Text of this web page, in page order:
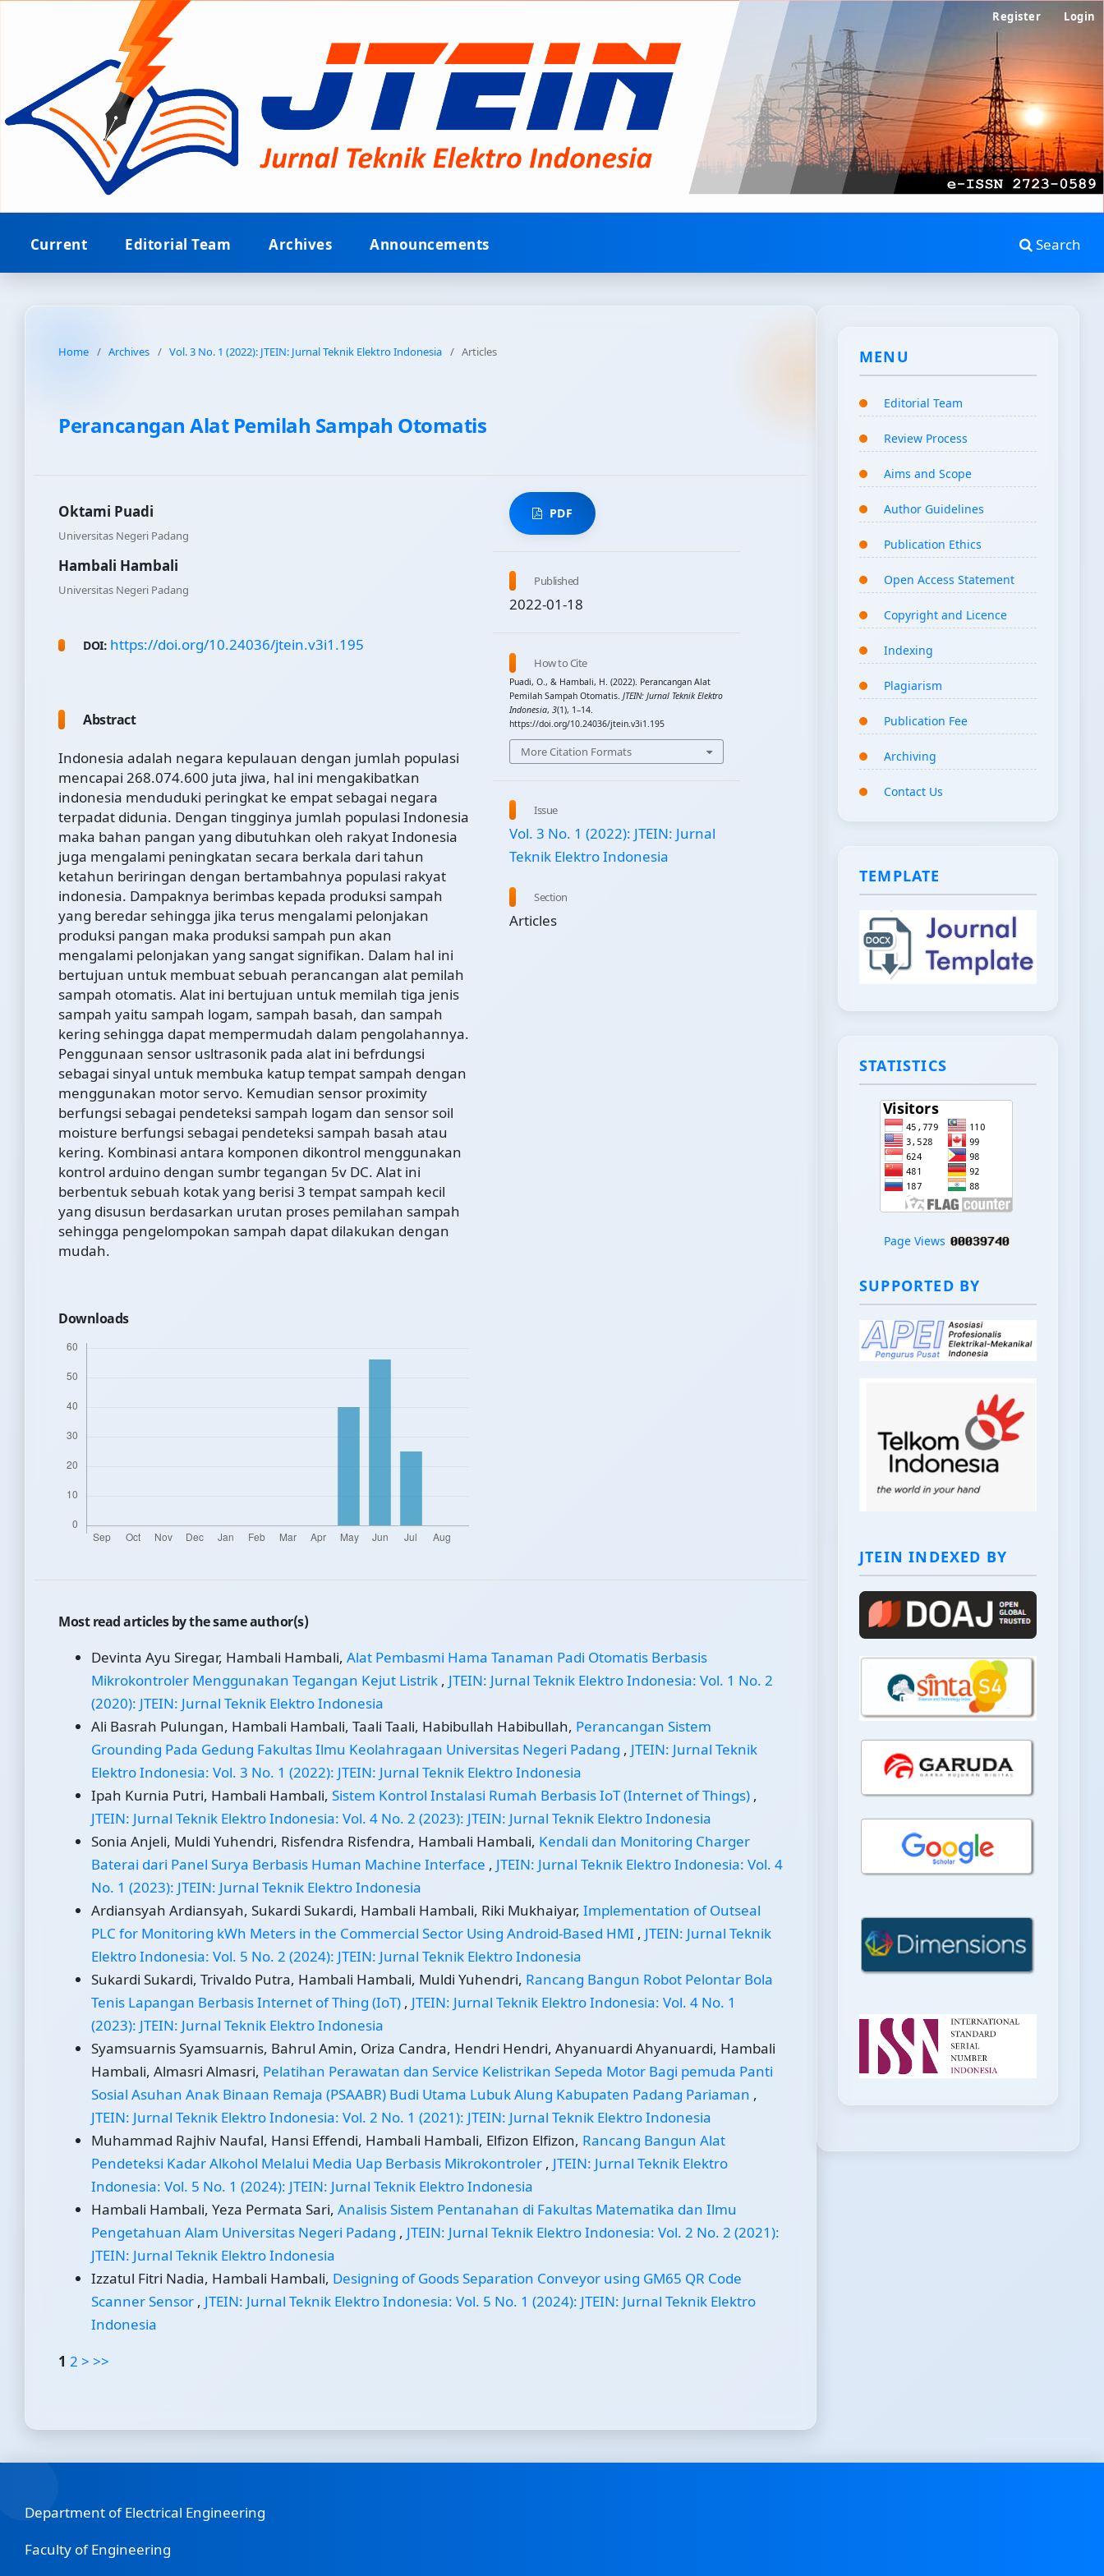
Current Editorial Team Archives Announcements Search
Register Login
Home / Archives / Vol. 3 No. 1 (2022): JTEIN: Jurnal Teknik Elektro Indonesia / Articles
Perancangan Alat Pemilah Sampah Otomatis
Oktami Puadi
Universitas Negeri Padang
Hambali Hambali
Universitas Negeri Padang
DOI: https://doi.org/10.24036/jtein.v3i1.195
Abstract
Indonesia adalah negara kepulauan dengan jumlah populasi
mencapai 268.074.600 juta jiwa, hal ini mengakibatkan
indonesia menduduki peringkat ke empat sebagai negara
terpadat didunia. Dengan tingginya jumlah populasi Indonesia
maka bahan pangan yang dibutuhkan oleh rakyat Indonesia
juga mengalami peningkatan secara berkala dari tahun
ketahun beriringan dengan bertambahnya populasi rakyat
indonesia. Dampaknya berimbas kepada produksi sampah
yang beredar sehingga jika terus mengalami pelonjakan
produksi pangan maka produksi sampah pun akan
mengalami pelonjakan yang sangat signifikan. Dalam hal ini
bertujuan untuk membuat sebuah perancangan alat pemilah
sampah otomatis. Alat ini bertujuan untuk memilah tiga jenis
sampah yaitu sampah logam, sampah basah, dan sampah
kering sehingga dapat mempermudah dalam pengolahannya.
Penggunaan sensor usltrasonik pada alat ini befrdungsi
sebagai sinyal untuk membuka katup tempat sampah dengan
menggunakan motor servo. Kemudian sensor proximity
berfungsi sebagai pendeteksi sampah logam dan sensor soil
moisture berfungsi sebagai pendeteksi sampah basah atau
kering. Kombinasi antara komponen dikontrol menggunakan
kontrol arduino dengan sumbr tegangan 5v DC. Alat ini
berbentuk sebuah kotak yang berisi 3 tempat sampah kecil
yang disusun berdasarkan urutan proses pemilahan sampah
sehingga pengelompokan sampah dapat dilakukan dengan
mudah.
Downloads
PDF
Published
2022-01-18
How to Cite
Puadi, O., & Hambali, H. (2022). Perancangan Alat
Pemilah Sampah Otomatis.JTEIN: Jurnal Teknik Elektro
Indonesia,3(1), 1–14.
https://doi.org/10.24036/jtein.v3i1.195
More Citation Formats
Issue
Vol. 3 No. 1 (2022): JTEIN: Jurnal
Teknik Elektro Indonesia
Section
Articles
Most read articles by the same author(s)
Devinta Ayu Siregar, Hambali Hambali, Alat Pembasmi Hama Tanaman Padi Otomatis Berbasis
Mikrokontroler Menggunakan Tegangan Kejut Listrik , JTEIN: Jurnal Teknik Elektro Indonesia: Vol. 1 No. 2
(2020): JTEIN: Jurnal Teknik Elektro Indonesia
Ali Basrah Pulungan, Hambali Hambali, Taali Taali, Habibullah Habibullah, Perancangan Sistem
Grounding Pada Gedung Fakultas Ilmu Keolahragaan Universitas Negeri Padang , JTEIN: Jurnal Teknik
Elektro Indonesia: Vol. 3 No. 1 (2022): JTEIN: Jurnal Teknik Elektro Indonesia
Ipah Kurnia Putri, Hambali Hambali, Sistem Kontrol Instalasi Rumah Berbasis IoT (Internet of Things) ,
JTEIN: Jurnal Teknik Elektro Indonesia: Vol. 4 No. 2 (2023): JTEIN: Jurnal Teknik Elektro Indonesia
Sonia Anjeli, Muldi Yuhendri, Risfendra Risfendra, Hambali Hambali, Kendali dan Monitoring Charger
Baterai dari Panel Surya Berbasis Human Machine Interface , JTEIN: Jurnal Teknik Elektro Indonesia: Vol. 4
No. 1 (2023): JTEIN: Jurnal Teknik Elektro Indonesia
Ardiansyah Ardiansyah, Sukardi Sukardi, Hambali Hambali, Riki Mukhaiyar, Implementation of Outseal
PLC for Monitoring kWh Meters in the Commercial Sector Using Android-Based HMI , JTEIN: Jurnal Teknik
Elektro Indonesia: Vol. 5 No. 2 (2024): JTEIN: Jurnal Teknik Elektro Indonesia
Sukardi Sukardi, Trivaldo Putra, Hambali Hambali, Muldi Yuhendri, Rancang Bangun Robot Pelontar Bola
Tenis Lapangan Berbasis Internet of Thing (IoT) , JTEIN: Jurnal Teknik Elektro Indonesia: Vol. 4 No. 1
(2023): JTEIN: Jurnal Teknik Elektro Indonesia
Syamsuarnis Syamsuarnis, Bahrul Amin, Oriza Candra, Hendri Hendri, Ahyanuardi Ahyanuardi, Hambali
Hambali, Almasri Almasri, Pelatihan Perawatan dan Service Kelistrikan Sepeda Motor Bagi pemuda Panti
Sosial Asuhan Anak Binaan Remaja (PSAABR) Budi Utama Lubuk Alung Kabupaten Padang Pariaman ,
JTEIN: Jurnal Teknik Elektro Indonesia: Vol. 2 No. 1 (2021): JTEIN: Jurnal Teknik Elektro Indonesia
Muhammad Rajhiv Naufal, Hansi Effendi, Hambali Hambali, Elfizon Elfizon, Rancang Bangun Alat
Pendeteksi Kadar Alkohol Melalui Media Uap Berbasis Mikrokontroler , JTEIN: Jurnal Teknik Elektro
Indonesia: Vol. 5 No. 1 (2024): JTEIN: Jurnal Teknik Elektro Indonesia
Hambali Hambali, Yeza Permata Sari, Analisis Sistem Pentanahan di Fakultas Matematika dan Ilmu
Pengetahuan Alam Universitas Negeri Padang , JTEIN: Jurnal Teknik Elektro Indonesia: Vol. 2 No. 2 (2021):
JTEIN: Jurnal Teknik Elektro Indonesia
Izzatul Fitri Nadia, Hambali Hambali, Designing of Goods Separation Conveyor using GM65 QR Code
Scanner Sensor , JTEIN: Jurnal Teknik Elektro Indonesia: Vol. 5 No. 1 (2024): JTEIN: Jurnal Teknik Elektro
Indonesia
1 2 > >>
MENU
Editorial Team
Review Process
Aims and Scope
Author Guidelines
Publication Ethics
Open Access Statement
Copyright and Licence
Indexing
Plagiarism
Publication Fee
Archiving
Contact Us
TEMPLATE
STATISTICS
Page Views
SUPPORTED BY
JTEIN INDEXED BY
Department of Electrical Engineering
Faculty of Engineering